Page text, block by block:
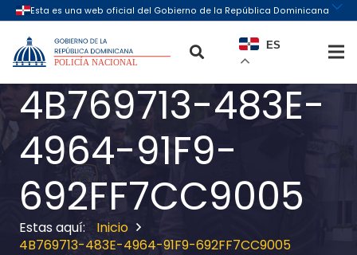
ES
4B769713-483E-
4964-91F9-
692FF7CC9005
Inicio
4B769713-483E-4964-91F9-692FF7CC9005